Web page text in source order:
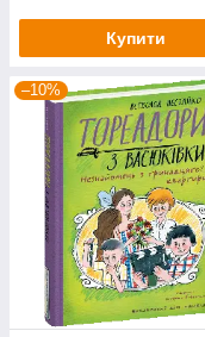
Купити
–10%